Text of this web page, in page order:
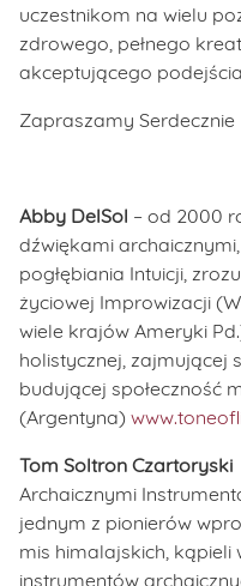
uczestnikom na wielu
zdrowego, pełnego
akceptującego
Zapraszamy Serdecznie
Abby DelSol – od 2000
dźwiękami
pogłębiania Intuicji,
życiowej Improwizacji
wiele krajów Ameryki
holistycznej, zajmującej
budującej społeczność
(Argentyna)
Tom Soltron Czartoryski
Archaicznymi
jednym z pionierów
mis himalajskich,
instrumentów